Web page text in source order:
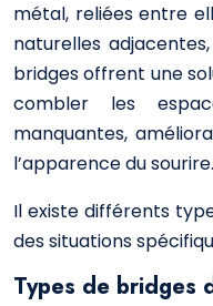
métal, reliées entre
naturelles
bridges offrent une
combler les
manquantes,
l’apparence du sourire.
Il existe différents
des situations
Types de bridges